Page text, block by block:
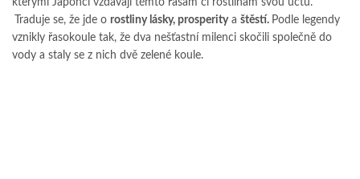
kterými Japonci vzdávají těmto řasám či rostlinám svou úctu.
Traduje se, že jde o rostliny lásky, prosperitya štěstí. Podle legendy
vznikly řasokoule tak, že dva nešťastní milenci skočili společně do
vody a staly se z nich dvě zelené koule.